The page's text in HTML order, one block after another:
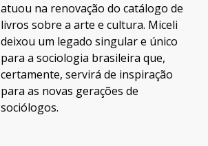
atuou na renovação do catálogo de
livros sobre a arte e cultura. Miceli
deixou um legado singular e único
para a sociologia brasileira que,
certamente, servirá de inspiração
para as novas gerações de
sociólogos.